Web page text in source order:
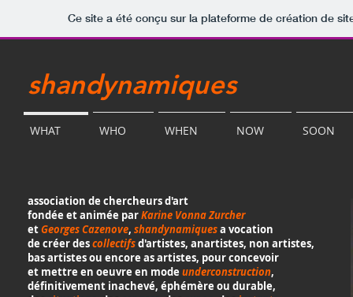
Ce site a été conçu sur la plateforme de création de
shandynamiques
WHAT WHO WHEN NOW SOON
association de chercheurs d'art
fondée et animée parKarine Vonna Zurcher
etGeorges Cazenove, shandynamiquesa vocation
de créer descollectifsd'artistes, anartistes, non artistes,
bas artistes ou encore as artistes, pour concevoir
et mettre en oeuvre en mode underconstruction,
définitivement inachevé, éphémère ou durable,